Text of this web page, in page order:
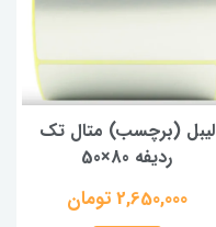
لیبل (برچسب) متال تک
ردیفه 80×50
2,650,000 تومان